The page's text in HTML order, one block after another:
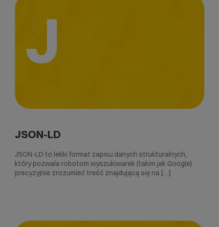
J
JSON-LD
JSON-LD to lekki format zapisu danych strukturalnych,
który pozwala robotom wyszukiwarek (takim jak Google)
precyzyjnie zrozumieć treść znajdującą się na […]